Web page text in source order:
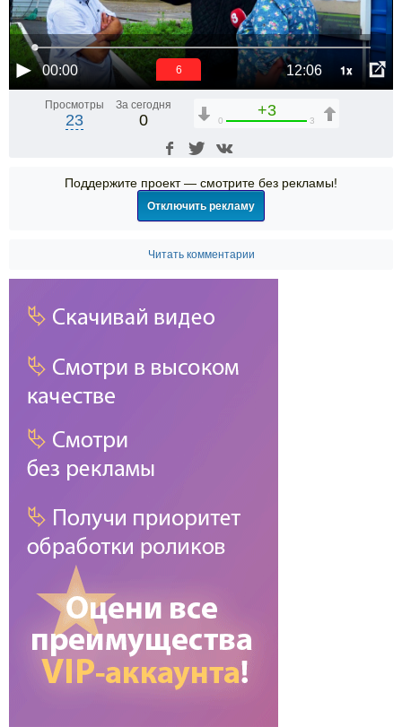
00:00 12:06 1x
6
Просмотры
23
За сегодня
0
+3
0 3
Поддержите проект — смотрите без рекламы!
Отключить рекламу
Читать комментарии